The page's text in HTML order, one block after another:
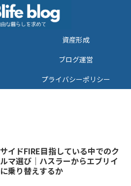
資産形成
ブログ運営
プライバシーポリシー
サイドFIRE目指している中でのク
ルマ選び｜ハスラーからエブリイ
に乗り替えするか